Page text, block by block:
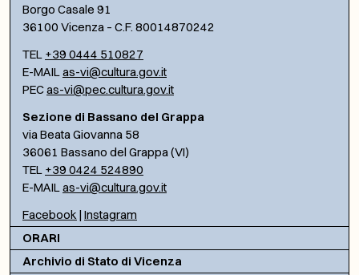
Borgo Casale 91
36100 Vicenza – C.F. 80014870242
TEL +39 0444 510827
E-MAILas-vi@cultura.gov.it
PECas-vi@pec.cultura.gov.it
Sezione di Bassano del Grappa
via Beata Giovanna 58
36061 Bassano del Grappa (VI)
TEL +39 0424 524890
E-MAILas-vi@cultura.gov.it
Facebook | Instagram
ORARI
Archivio di Stato di Vicenza